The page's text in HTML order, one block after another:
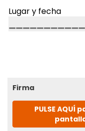
Lugar y fecha
Firma
PULSE AQUÍ